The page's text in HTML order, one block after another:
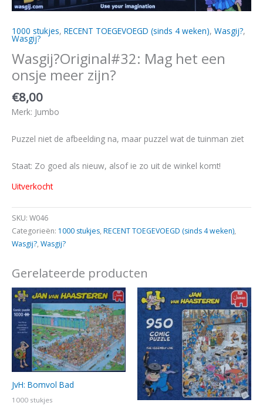
1000 stukjes, RECENT TOEGEVOEGD (sinds 4 weken), Wasgij?,
Wasgij?
Wasgij?Original#32: Mag het een
onsje meer zijn?
€8,00
Merk: Jumbo
Puzzel niet de afbeelding na, maar puzzel wat de tuinman ziet
Staat: Zo goed als nieuw, alsof ie zo uit de winkel komt!
Uitverkocht
SKU: W046
Categorieën: 1000 stukjes, RECENT TOEGEVOEGD (sinds 4 weken),
Wasgij?, Wasgij?
Gerelateerde producten
JvH: Bomvol Bad
1000 stukjes